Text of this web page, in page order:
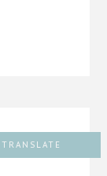
TRANSLATE